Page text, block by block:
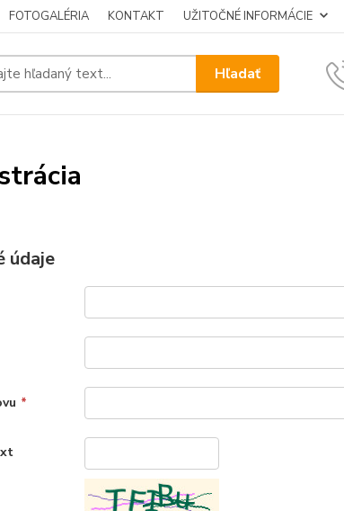
FOTOGALÉRIA KONTAKT UŽITOČNÉ INFORMÁCIE
Hľadať
údaje
*